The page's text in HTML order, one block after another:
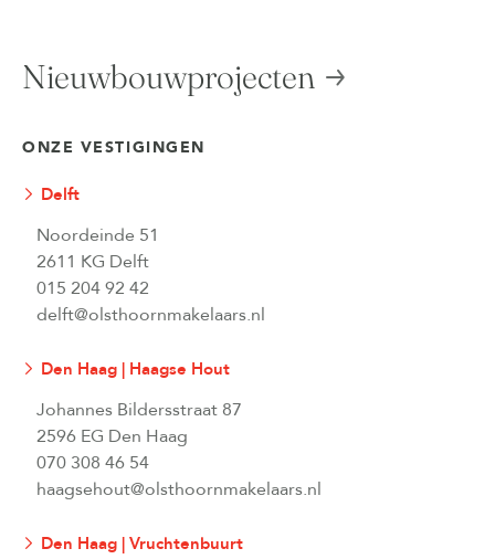
Nieuwbouwprojecten
ONZE VESTIGINGEN
Delft
Noordeinde 51
2611 KG Delft
015 204 92 42
delft@olsthoornmakelaars.nl
Den Haag | Haagse Hout
Johannes Bildersstraat 87
2596 EG Den Haag
070 308 46 54
haagsehout@olsthoornmakelaars.nl
Den Haag | Vruchtenbuurt